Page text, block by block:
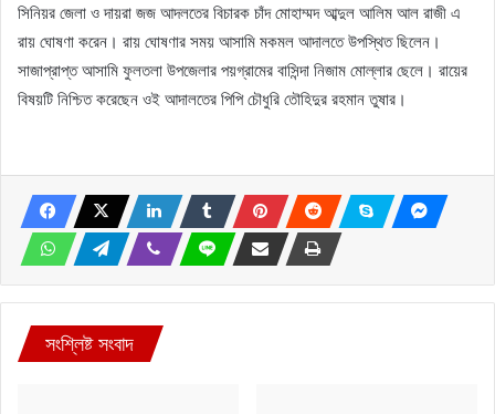
সিনিয়র জেলা ও দায়রা জজ আদলতের বিচারক চাঁদ মোহাম্মদ আব্দুল আলিম আল রাজী এ
রায় ঘোষণা করেন। রায় ঘোষণার সময় আসামি মকমল আদালতে উপস্থিত ছিলেন।
সাজাপ্রাপ্ত আসামি ফুলতলা উপজেলার পয়গ্রামের বাসিন্দা নিজাম মোল্লার ছেলে। রায়ের
বিষয়টি নিশ্চিত করেছেন ওই আদালতের পিপি চৌধুরি তৌহিদুর রহমান তুষার।
সংশ্লিষ্ট সংবাদ